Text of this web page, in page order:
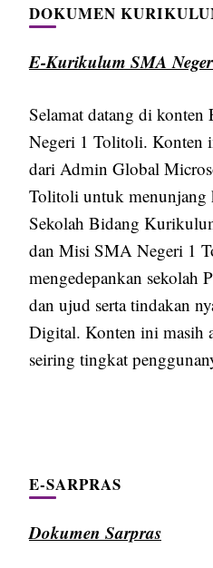
DOKUMEN
E-Kurikulum SMA
Selamat datang di
Negeri 1 Tolitoli. Konten
dari Admin Global
Tolitoli untuk menunjang
Sekolah Bidang
dan Misi SMA Negeri 1
mengedepankan sekolah
dan ujud serta tindakan
Digital. Konten ini masih
seiring tingkat
E-SARPRAS
Dokumen Sarpras